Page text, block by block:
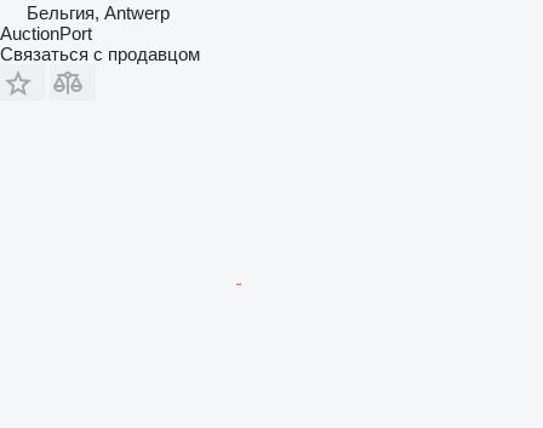
Бельгия, Antwerp
AuctionPort
Связаться с продавцом